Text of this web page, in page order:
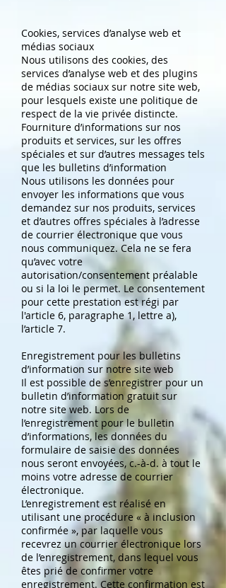
Cookies, services d’analyse web et
médias sociaux
Nous utilisons des cookies, des
services d’analyse web et des plugins
de médias sociaux sur notre site web,
pour lesquels existe une politique de
respect de la vie privée distincte.
Fourniture d’informations sur nos
produits et services, sur les offres
spéciales et sur d’autres messages tels
que les bulletins d’information
Nous utilisons les données pour
envoyer les informations que vous
demandez sur nos produits, services
et d’autres offres spéciales à l’adresse
de courrier électronique que vous
nous communiquez. Cela ne se fera
qu’avec votre
autorisation/consentement préalable
ou si la loi le permet. Le consentement
pour cette prestation est régi par
l'article 6, paragraphe 1, lettre a),
l’article 7.
Enregistrement pour les bulletins
d’information sur notre site web
Il est possible de s’enregistrer pour un
bulletin d’information gratuit sur
notre site web. Lors de
l’enregistrement pour le bulletin
d’informations, les données du
formulaire de saisie des données
nous seront envoyées, c.-à-d. à tout le
moins votre adresse de courrier
électronique.
L’enregistrement est réalisé en
utilisant une procédure « à inclusion
confirmée », par laquelle vous
recevrez un courrier électronique lors
de l’enregistrement, dans lequel vous
êtes prié de confirmer votre
enregistrement. Cette confirmation est